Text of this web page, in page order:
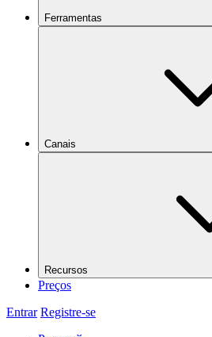
Ferramentas
Canais
Recursos
Preços
Entrar Registre-se